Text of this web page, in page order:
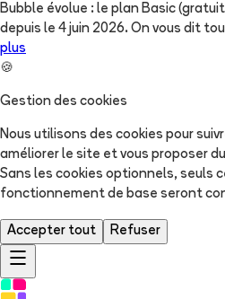
Bubble évolue : le plan Basic
depuis le 4 juin 2026. On vous dit
plus
🍪
Gestion des cookies
Nous utilisons des cookies pour
améliorer le site et vous proposer
Sans les cookies optionnels, seuls
fonctionnement de base seront
Accepter tout Refuser